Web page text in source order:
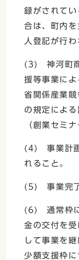
録がされて
合は、町内
人登記が行わ
(3) 神河町商
援等事業に
省関係産業
の規定による
（創業セミ
(4) 事業計画
れること。
(5) 事業完了
(6) 通常枠に
金の交付を
して事業を
少額支援枠